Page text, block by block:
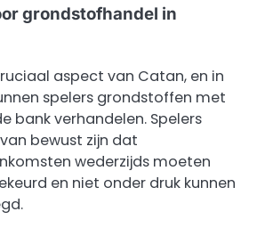
grondstofhandel in
aspect van Catan, en in
spelers grondstoffen met
bank verhandelen. Spelers
bewust zijn dat
wederzijds moeten
en niet onder druk kunnen